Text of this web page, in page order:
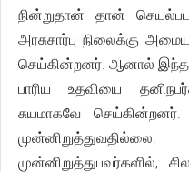
நின்றுதான் தான்
அரசுசார்பு நிலைக்கு
செய்கின்றனர். ஆனால் இந்த
பாரிய உதவியை
சுயமாகவே
முன்னிறுத்துபவர்களில்,